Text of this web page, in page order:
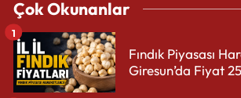
Çok Okunanlar
Fındık Piyasası
Giresun’da Fiyat
1